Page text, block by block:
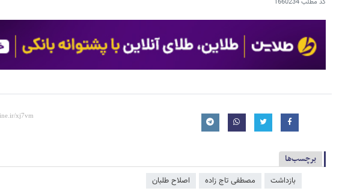
برچسب‌ها
بازداشت مصطفی تاج زاده اصلاح طلبان